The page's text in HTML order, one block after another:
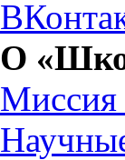
О